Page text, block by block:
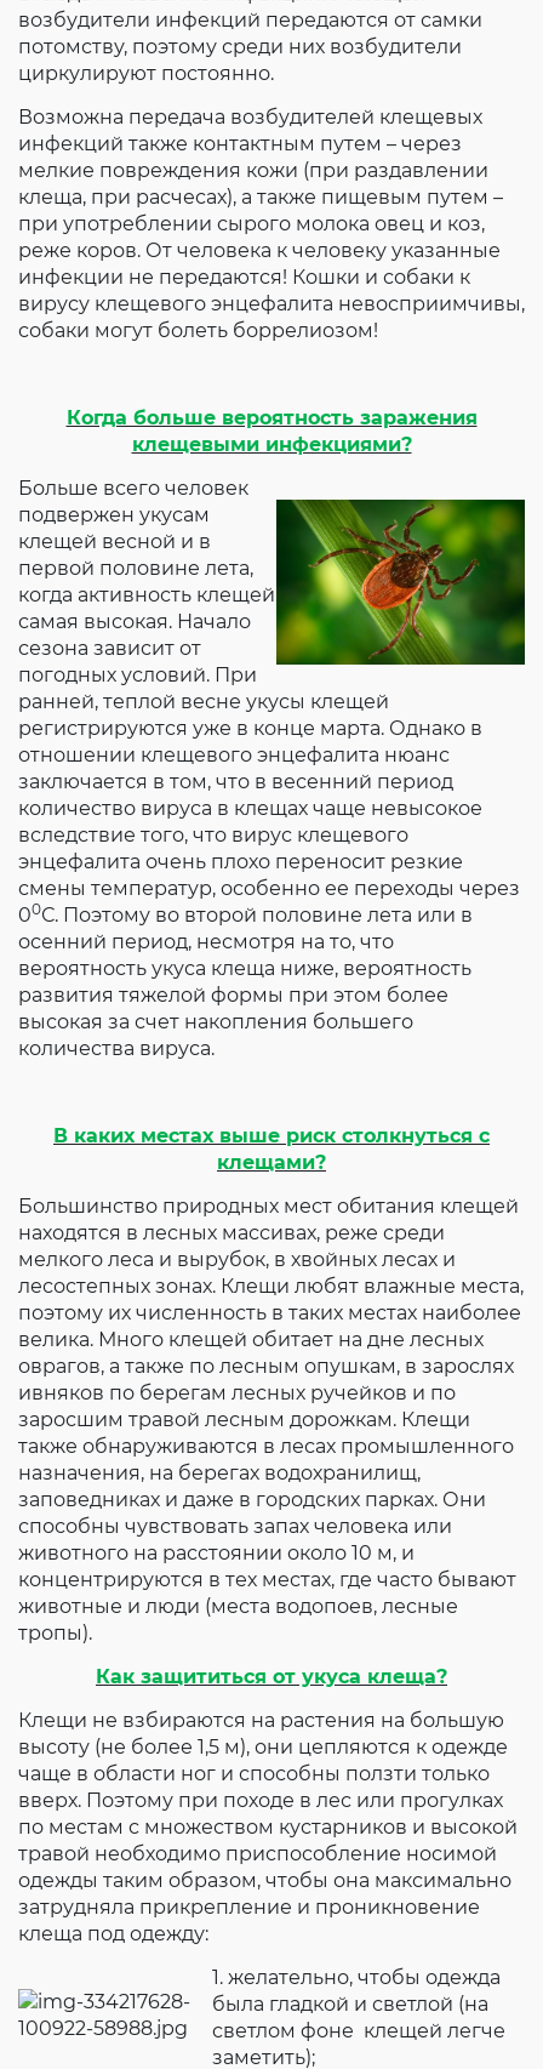
возбудители инфекций передаются от самки
потомству, поэтому среди них возбудители
циркулируют постоянно.
Возможна передача возбудителей клещевых
инфекций также контактным путем – через
мелкие повреждения кожи (при раздавлении
клеща, при расчесах), а также пищевым путем –
при употреблении сырого молока овец и коз,
реже коров. От человека к человеку указанные
инфекции не передаются! Кошки и собаки к
вирусу клещевого энцефалита невосприимчивы,
собаки могут болеть боррелиозом!
Когда больше вероятность заражения
клещевыми инфекциями?
Больше всего человек
подвержен укусам
клещей весной и в
первой половине лета,
когда активность клещей
самая высокая. Начало
сезона зависит от
погодных условий. При
ранней, теплой весне укусы клещей
регистрируются уже в конце марта. Однако в
отношении клещевого энцефалита нюанс
заключается в том, что в весенний период
количество вируса в клещах чаще невысокое
вследствие того, что вирус клещевого
энцефалита очень плохо переносит резкие
смены температур, особенно ее переходы через
00С. Поэтому во второй половине лета или в
осенний период, несмотря на то, что
вероятность укуса клеща ниже, вероятность
развития тяжелой формы при этом более
высокая за счет накопления большего
количества вируса.
В каких местах выше риск столкнуться с
клещами?
Большинство природных мест обитания клещей
находятся в лесных массивах, реже среди
мелкого леса и вырубок, в хвойных лесах и
лесостепных зонах. Клещи любят влажные места,
поэтому их численность в таких местах наиболее
велика. Много клещей обитает на дне лесных
оврагов, а также по лесным опушкам, в зарослях
ивняков по берегам лесных ручейков и по
заросшим травой лесным дорожкам. Клещи
также обнаруживаются в лесах промышленного
назначения, на берегах водохранилищ,
заповедниках и даже в городских парках. Они
способны чувствовать запах человека или
животного на расстоянии около 10 м, и
концентрируются в тех местах, где часто бывают
животные и люди (места водопоев, лесные
тропы).
Как защититься от укуса клеща?
Клещи не взбираются на растения на большую
высоту (не более 1,5 м), они цепляются к одежде
чаще в области ног и способны ползти только
вверх. Поэтому при походе в лес или прогулках
по местам с множеством кустарников и высокой
травой необходимо приспособление носимой
одежды таким образом, чтобы она максимально
затрудняла прикрепление и проникновение
клеща под одежду:
1. желательно, чтобы одежда
была гладкой и светлой (на
светлом фоне клещей легче
заметить);